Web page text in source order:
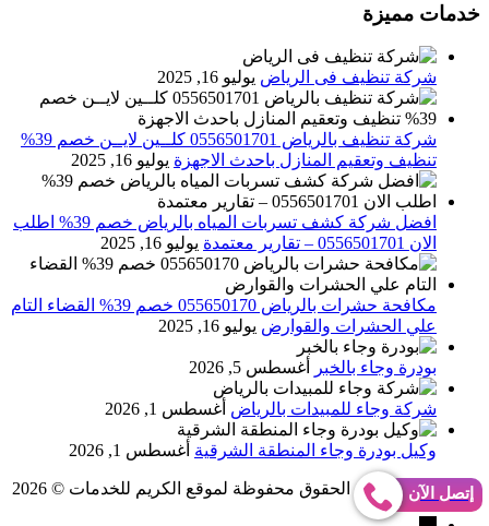
خدمات مميزة
شركة تنظيف فى الرياض يوليو 16, 2025
شركة تنظيف بالرياض 0556501701 كلــين لايــن خصم 39%
تنظيف وتعقيم المنازل باحدث الاجهزة يوليو 16, 2025
افضل شركة كشف تسربات المياه بالرياض خصم 39% اطلب
الان 0556501701‬‏ – تقارير معتمدة
يوليو 16, 2025
مكافحة حشرات بالرياض 055650170 خصم 39% القضاء التام
علي الحشرات والقوارض يوليو 16, 2025
بودرة وجاء بالخبر أغسطس 5, 2026
شركة وجاء للمبيدات بالرياض أغسطس 1, 2026
وكيل بودرة وجاء المنطقة الشرقية أغسطس 1, 2026
Abo Gomaa جميع الحقوق محفوظة لموقع الكريم للخدمات © 2026 إتصل الآن